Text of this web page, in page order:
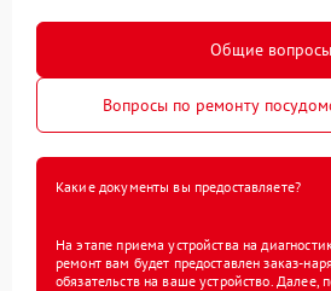
Общие вопросы
Вопросы по ремонту
Какие документы вы предоставляете?
На этапе приема устройства на
ремонт вам будет предоставлен заказ-
обязательств на ваше устройство. Далее,